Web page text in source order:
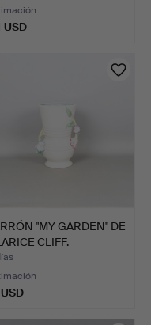
USD
"MY GARDEN" DE
CLIFF.